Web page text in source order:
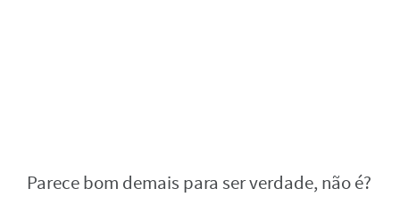
Parece bom demais para ser verdade, não é?